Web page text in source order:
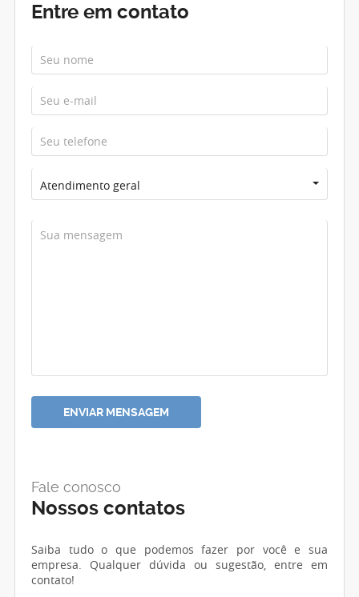
Entre em contato
Atendimento geral
Fale conosco
Nossos contatos
Saiba tudo o que podemos fazer por você e sua
empresa. Qualquer dúvida ou sugestão, entre em
contato!